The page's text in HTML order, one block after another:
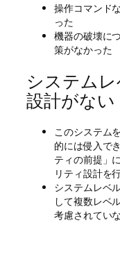
操作コマンド
った
機器の破壊に
策がなかった
システム
設計がない
このシステム
的には侵入で
ティの前提」
リティ設計を
システムレベ
して複数レベ
考慮されてい